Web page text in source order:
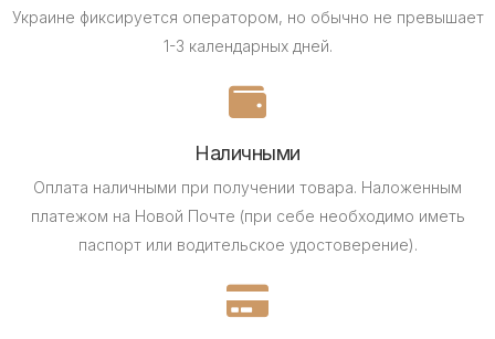
Украине фиксируется оператором, но обычно не превышает
1-3 календарных дней.
Наличными
Оплата наличными при получении товара. Наложенным
платежом на Новой Почте (при себе необходимо иметь
паспорт или водительское удостоверение).